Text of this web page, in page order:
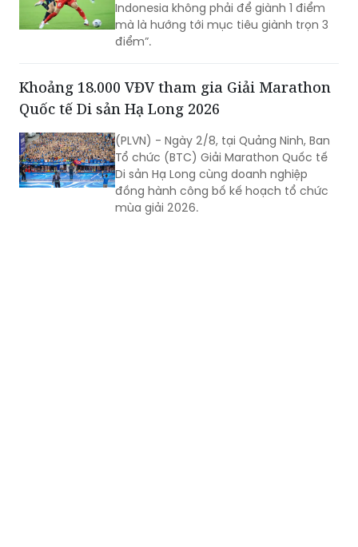
Indonesia không phải để giành 1 điểm
mà là hướng tới mục tiêu giành trọn 3
điểm”.
Khoảng 18.000 VĐV tham gia Giải Marathon
Quốc tế Di sản Hạ Long 2026
(PLVN) - Ngày 2/8, tại Quảng Ninh, Ban
Tổ chức (BTC) Giải Marathon Quốc tế
Di sản Hạ Long cùng doanh nghiệp
đồng hành công bố kế hoạch tổ chức
mùa giải 2026.